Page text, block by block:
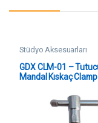
Stüdyo Aksesuarları
GDX CLM-01 –
Mandal Kıskaç Clamp